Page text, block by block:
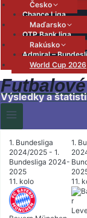
Česko
Chance Liga
Maďarsko
OTP Bank liga
Rakúsko
Admiral –
World Cup 2026
Výsledky a
1. Bundesliga
2024/2025 - 1.
Bundesliga 2024-
2025
11. kolo
1.
11.